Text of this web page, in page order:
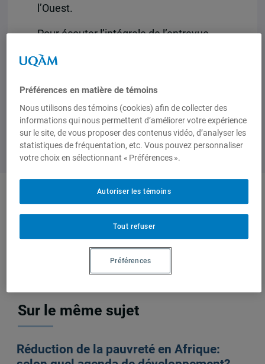
l’Ouest.
Pour écouter l’intégrale de l’entrevue
l’émission, cliquez
Auteurs-trices
Sur le même sujet
Réduction de la pauvreté en Afrique:
Préférences en matière de témoins
Nous utilisons des témoins (cookies) afin de collecter des
informations qui nous permettent d’améliorer votre expérience
sur le site, de vous proposer des contenus vidéo, d’analyser les
statistiques de fréquentation, etc. Vous pouvez personnaliser
votre choix en sélectionnant « Préférences ».
Tout refuser
Autoriser les témoins
Préférences